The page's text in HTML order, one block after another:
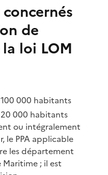
de
loi LOM
000 habitants
20 000 habitants
ou intégralement
le PPA applicable
les département
Maritime ; il est